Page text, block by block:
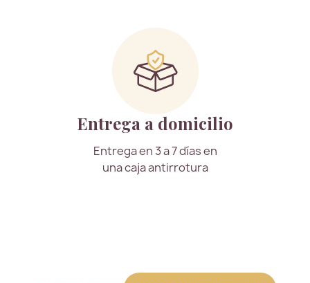
Entrega a domicilio
Entrega en 3 a 7 días en
una caja antirrotura